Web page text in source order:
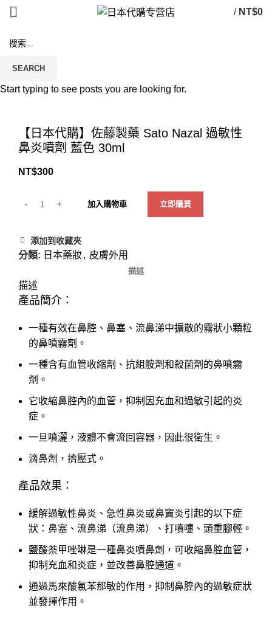
/ NT$0
【日本代購】佐藤製藥 Sato Nazal 過敏性
鼻炎噴劑 藍色 30ml
NT$300
加入購物車 立即購買
添加到收藏夾
分類: 日本藥妝, 皮膚外用
描述
描述
產品簡介：
一種有效在鼻腔、鼻塞、流鼻涕中擴散的霧狀小顆粒
的鼻噴霧劑。
一種含有血管收縮劑、抗組胺劑和殺菌劑的鼻噴霧
劑。
它收縮鼻腔內的血管，抑制因充血和過敏引起的炎
症。
一旦噴灑，液體不會流回容器，因此很衛生。
​滴鼻劑，擠壓式。
產品效果：
緩解過敏性鼻炎、急性鼻炎或鼻竇炎引起的以下症
狀：鼻塞、流鼻涕（流鼻涕）、打噴嚏、頭重腳輕。
鹽酸萘甲唑啉是一種鼻炎噴鼻劑，可收縮鼻腔血管，
抑制充血和炎症，並改善鼻腔通道。
通過馬來酸氯苯那敏的作用，抑制鼻腔內的過敏症狀
並發揮作用。
SEARCH
Start typing to see posts you are looking for.